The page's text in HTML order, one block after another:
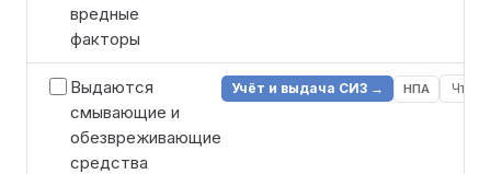
вредные
факторы
Выдаются
смывающие и
обезвреживающие
средства
Учёт и выдача СИЗ → НПА Что